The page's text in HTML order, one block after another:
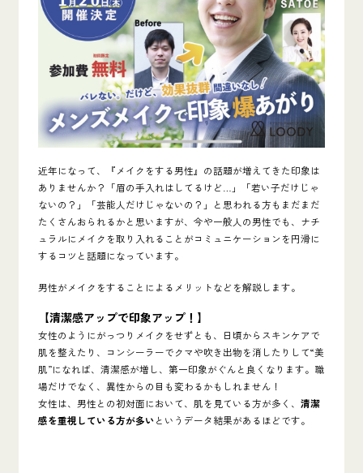
近年になって、『メイクをする男性』の話題が増えてきた印象は
ありませんか？「眉の手入れはしてるけど…」「若い子だけじゃ
ないの？」「芸能人だけじゃないの？」と思われる方もまだまだ
たくさんおられるかと思いますが、今や一般人の男性でも、ナチ
ュラルにメイクを取り入れることがコミュニケーションを円滑に
するコツと話題になっています。
男性がメイクをすることによるメリットなどを解説します。
【清潔感アップで印象アップ！】
女性のようにがっつりメイクをせずとも、日頃からスキンケアで
肌を整えたり、コンシーラーでクマや吹き出物を消したりして“美
肌”になれば、清潔感が増し、第一印象がぐんと良くなります。職
場だけでなく、異性からの目も変わるかもしれません！
女性は、男性との初対面において、肌を見ている方が多く、 清潔
感を重視している方が多いというデータ結果があるほどです。